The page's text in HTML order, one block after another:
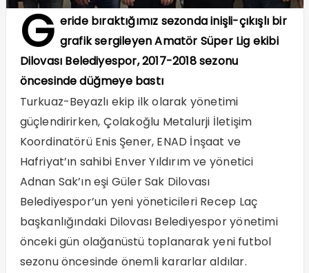
G eride bıraktığımız sezonda inişli-çıkışlı bir
grafik sergileyen Amatör Süper Lig ekibi
Dilovası Belediyespor, 2017-2018 sezonu
öncesinde düğmeye bastı
Turkuaz-Beyazlı ekip ilk olarak yönetimi
güçlendirirken, Çolakoğlu Metalurji İletişim
Koordinatörü Enis Şener, ENAD İnşaat ve
Hafriyat’ın sahibi Enver Yıldırım ve yönetici
Adnan Sak’ın eşi Güler Sak Dilovası
Belediyespor’un yeni yöneticileri Recep Laç
başkanlığındaki Dilovası Belediyespor yönetimi
önceki gün olağanüstü toplanarak yeni futbol
sezonu öncesinde önemli kararlar aldılar.